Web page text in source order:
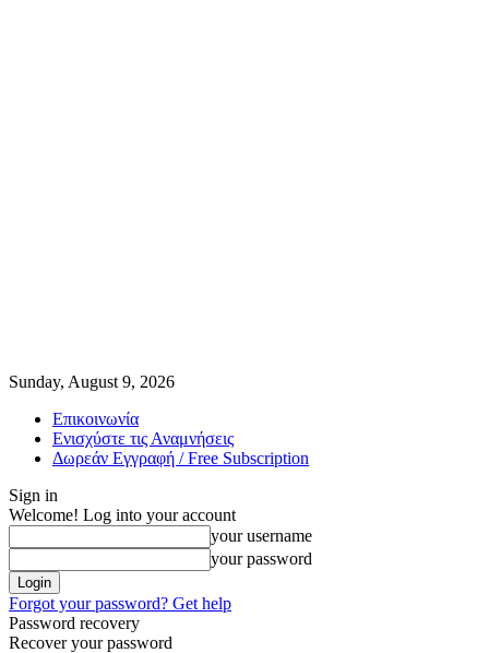
Sunday, August 9, 2026
Επικοινωνία
Ενισχύστε τις Αναμνήσεις
Δωρεάν Εγγραφή / Free Subscription
Sign in
Welcome! Log into your account
your username
your password
Forgot your password? Get help
Password recovery
Recover your password